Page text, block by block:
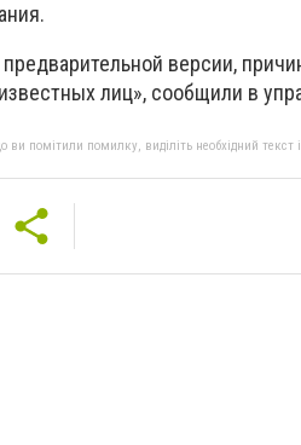
версии,
лиц», сообщили в
ви помітили помилку, виділіть необхідний